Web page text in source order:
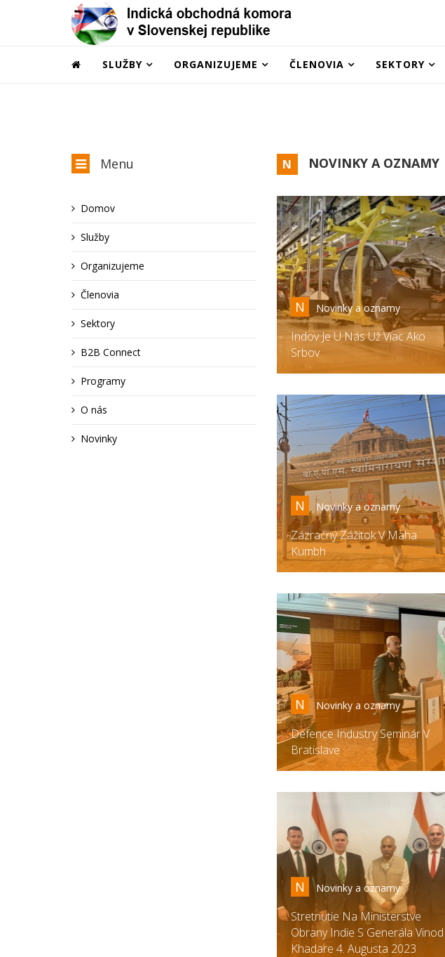
SLUŽBY ORGANIZUJEME ČLENOVIA SEKTORY
Menu
Domov
Služby
Organizujeme
Členovia
Sektory
B2B Connect
Programy
O nás
Novinky
N NOVINKY A OZNAMY
N Novinky a oznamy
Indov Je U Nás Už Viac Ako
Srbov
N Novinky a oznamy
Zázračný Zážitok V Maha
Kumbh
N Novinky a oznamy
Defence Industry Seminár V
Bratislave
N Novinky a oznamy
Stretnutie Na Ministerstve
Obrany Indie S Generála Vinod
Khadare 4. Augusta 2023